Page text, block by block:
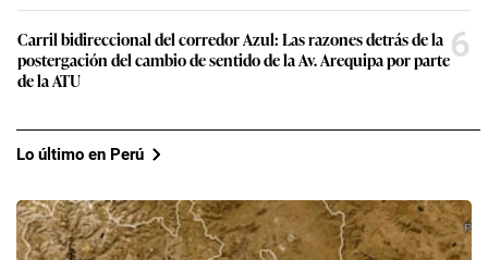
Carril bidireccional del corredor Azul: Las razones detrás de la
postergación del cambio de sentido de la Av. Arequipa por parte
de la ATU
6
Lo último en Perú